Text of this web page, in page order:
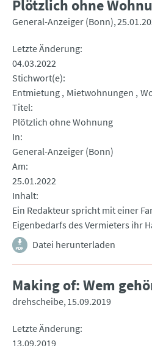
Plötzlich ohne
General-Anzeiger (Bonn)
Letzte Änderung
04.03.2022
Stichwort(e)
Entmietung Mietwohnungen
Titel
Plötzlich ohne Wohnung
In
General-Anzeiger (Bonn)
Am
25.01.2022
Inhalt
Ein Redakteur spricht mit einer
Eigenbedarfs des Vermieters ihr
Datei herunterladen
Making of: Wem
drehscheibe 15.09.2019
Letzte Änderung
13.09.2019